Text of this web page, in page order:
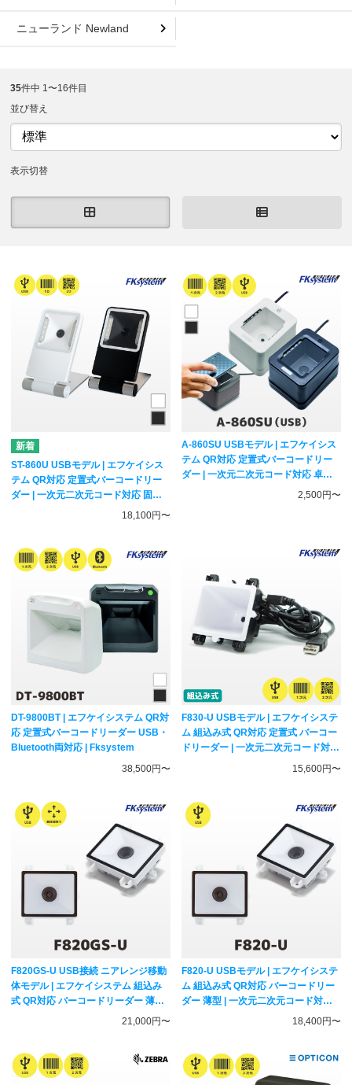
ニューランド Newland
35件中 1〜16件目
並び替え
表示切替
ST-860U USBモデル | エフケイシス
テム QR対応 定置式バーコードリー
ダー | 一次元二次元コード対応 固定
18,100円〜
A-860SU USBモデル | エフケイシス
テム QR対応 定置式バーコードリー
ダー | 一次元二次元コード対応 卓上
2,500円〜
DT-9800BT | エフケイシステム QR対
応 定置式バーコードリーダー USB・
Bluetooth両対応 | Fksystem
38,500円〜
F830-U USBモデル | エフケイシステ
ム 組込み式 QR対応 定置式 バーコー
ドリーダー | 一次元二次元コード対応
ハンディスキャナー FKsystem
15,600円〜
F820GS-U USB接続 ニアレンジ移動
体モデル | エフケイシステム 組込み
式 QR対応 バーコードリーダー 薄型 |
一次元二次元コード対応 固定式スキ
21,000円〜
F820-U USBモデル | エフケイシステ
ム 組込み式 QR対応 バーコードリー
ダー 薄型 | 一次元二次元コード対応
固定式スキャナー Fksystem
18,400円〜